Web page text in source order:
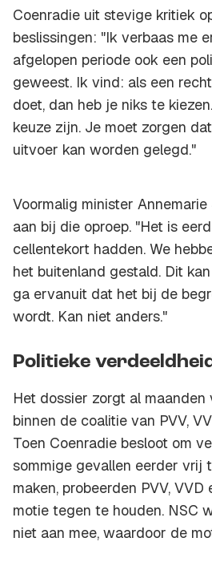
Coenradie uit stevige kritiek
beslissingen: "Ik verbaas me
afgelopen periode ook een
geweest. Ik vind: als een
doet, dan heb je niks te
keuze zijn. Je moet zorgen
uitvoer kan worden gelegd."
Voormalig minister
aan bij die oproep. "Het is
cellentekort hadden. We
het buitenland gestald. Dit
ga ervanuit dat het bij de
wordt. Kan niet anders."
Politieke
Het dossier zorgt al maanden
binnen de coalitie van PVV,
Toen Coenradie besloot om
sommige gevallen eerder vrij
maken, probeerden PVV,
motie tegen te houden. NSC
niet aan mee, waardoor de